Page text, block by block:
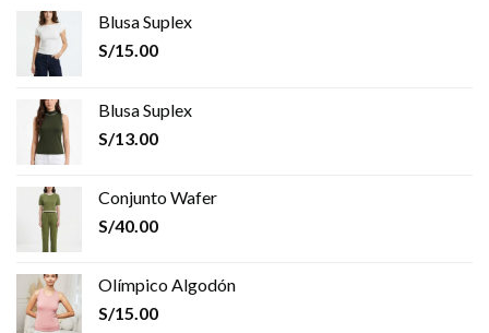
Blusa Suplex
S/15.00
Blusa Suplex
S/13.00
Conjunto Wafer
S/40.00
Olímpico Algodón
S/15.00